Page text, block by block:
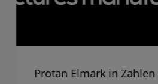
Protan Elmark in Zahlen